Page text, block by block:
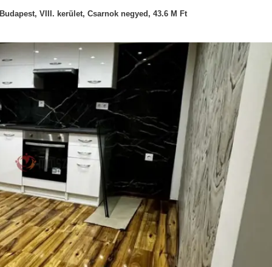
Budapest, VIII. kerület, Csarnok negyed, 43.6 M Ft